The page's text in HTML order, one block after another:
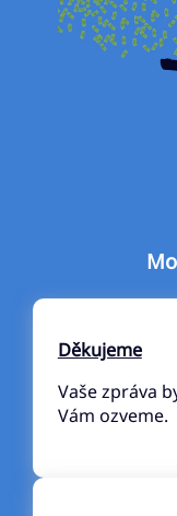
Děkujeme
Vaše zpráva
Vám ozveme.